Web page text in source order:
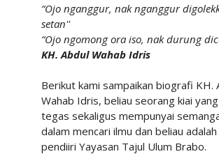
“Ojo nganggur, nak nganggur
setan''
“Ojo ngomong ora iso, nak durung
KH. Abdul Wahab Idris
Berikut kami sampaikan biografi KH.
Wahab Idris, beliau seorang kiai
tegas sekaligus mempunyai
dalam mencari ilmu dan beliau
pendiiri Yayasan Tajul Ulum Brabo.